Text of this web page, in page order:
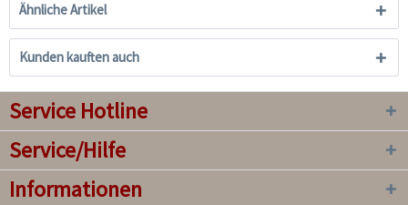
Ähnliche Artikel
Kunden kauften auch
Service Hotline
Service/Hilfe
Informationen